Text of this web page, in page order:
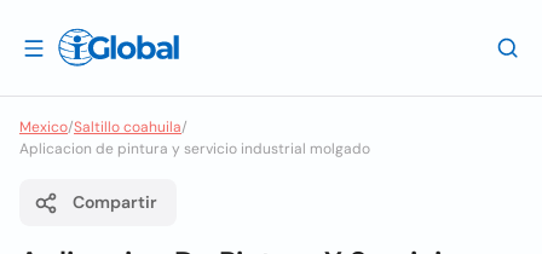
Mexico/Saltillo coahuila/
Aplicacion de pintura y servicio industrial molgado
Compartir